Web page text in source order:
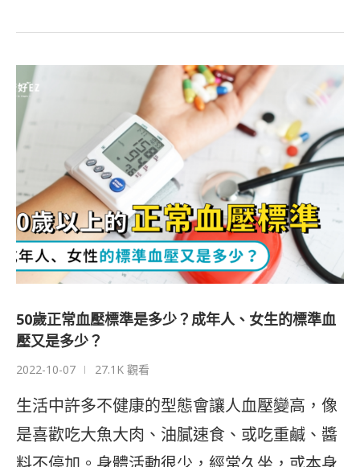
50歲正常血壓標準是多少？成年人、女生的標準血
壓又是多少？
2022-10-07 27.1K 觀看
生活中許多不健康的型態會讓人血壓變高，像
是喜歡吃大魚大肉、油膩速食、或吃重鹹、醬